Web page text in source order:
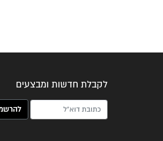
לקבלת חדשות ומבצעים
האימייל שלך (חובה)